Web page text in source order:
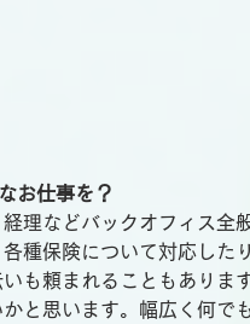
お仕事を？
理などバックオフィス全
種保険について対応した
も頼まれることもありま
と思います。幅広く何で